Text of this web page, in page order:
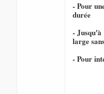
- Pour
durée
- Jusqu'à
large
- Pour